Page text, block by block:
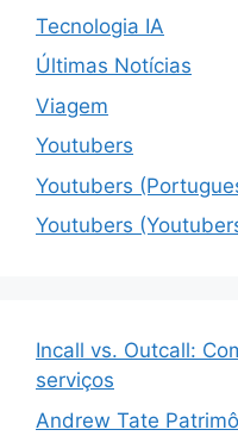
Tecnologia IA
Últimas Notícias
Viagem
Youtubers
Youtubers
Youtubers
Incall vs. Outcall:
serviços
Andrew Tate